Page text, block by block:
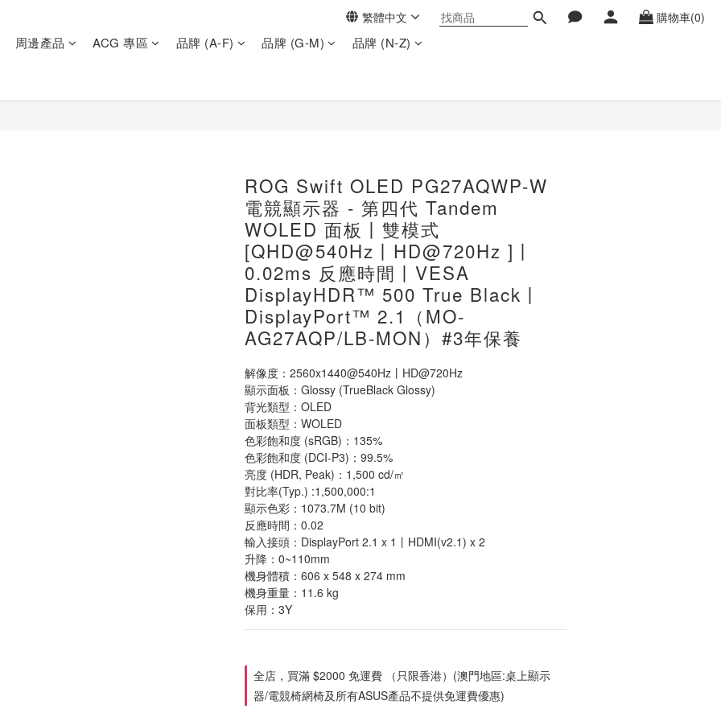
繁體中文 購物車(0)
周邊產品 ACG 專區 品牌 (A-F) 品牌 (G-M) 品牌 (N-Z)
ROG Swift OLED PG27AQWP-W
電競顯示器 - 第四代 Tandem
WOLED 面板丨雙模式
[QHD@540Hz丨HD@720Hz ]丨
0.02ms 反應時間丨VESA
DisplayHDR™ 500 True Black丨
DisplayPort™ 2.1（MO-
AG27AQP/LB-MON）#3年保養
解像度：2560x1440@540Hz丨HD@720Hz
顯示面板：Glossy (TrueBlack Glossy)
背光類型：OLED
面板類型：WOLED
色彩飽和度 (sRGB)：135%
色彩飽和度 (DCI-P3)：99.5%
亮度 (HDR, Peak)：1,500 cd/㎡
對比率(Typ.) :1,500,000:1
顯示色彩：1073.7M (10 bit)
反應時間：0.02
輸入接頭：DisplayPort 2.1 x 1丨HDMI(v2.1) x 2
升降：0~110mm
機身體積：606 x 548 x 274 mm
機身重量：11.6 kg
保用：3Y
全店，買滿 $2000 免運費 （只限香港）(澳門地區:桌上顯示
器/電競椅網椅及所有ASUS產品不提供免運費優惠)